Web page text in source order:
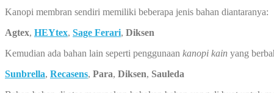
Kanopi membran sendiri memiliki beberapa jenis bahan diantaranya:
Agtex, HEYtex, Sage Ferari, Diksen
Kemudian ada bahan lain seperti penggunaan kanopi kain yang
Sunbrella, Recasens, Para, Diksen, Sauleda